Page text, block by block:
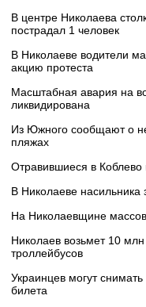
В центре Николаева
пострадал 1 человек
В Николаеве водители
акцию протеста
Масштабная авария на
ликвидирована
Из Южного сообщают о
пляжах
Отравившиеся в
В Николаеве насильника
На Николаевщине
Николаев возьмет 10
троллейбусов
Украинцев могут
билета